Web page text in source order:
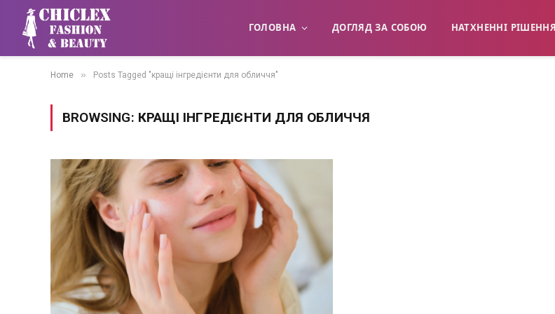
ГОЛОВНА ДОГЛЯД ЗА СОБОЮ НАТХНЕННІ РІШЕННЯ
Home » Posts Tagged "кращі інгредієнти для обличчя"
BROWSING: КРАЩІ ІНГРЕДІЄНТИ ДЛЯ ОБЛИЧЧЯ